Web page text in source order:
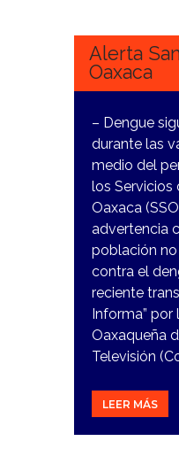
Alerta
Oaxaca
– Dengue
durante las
medio del
los Servicios
Oaxaca
advertencia
población
contra el
reciente
Informa” por
Oaxaqueña
Televisión
LEER MÁS
14